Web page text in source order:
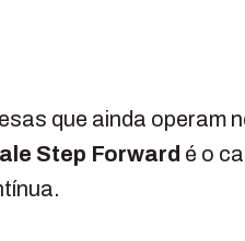
que ainda operam
Step Forward é o